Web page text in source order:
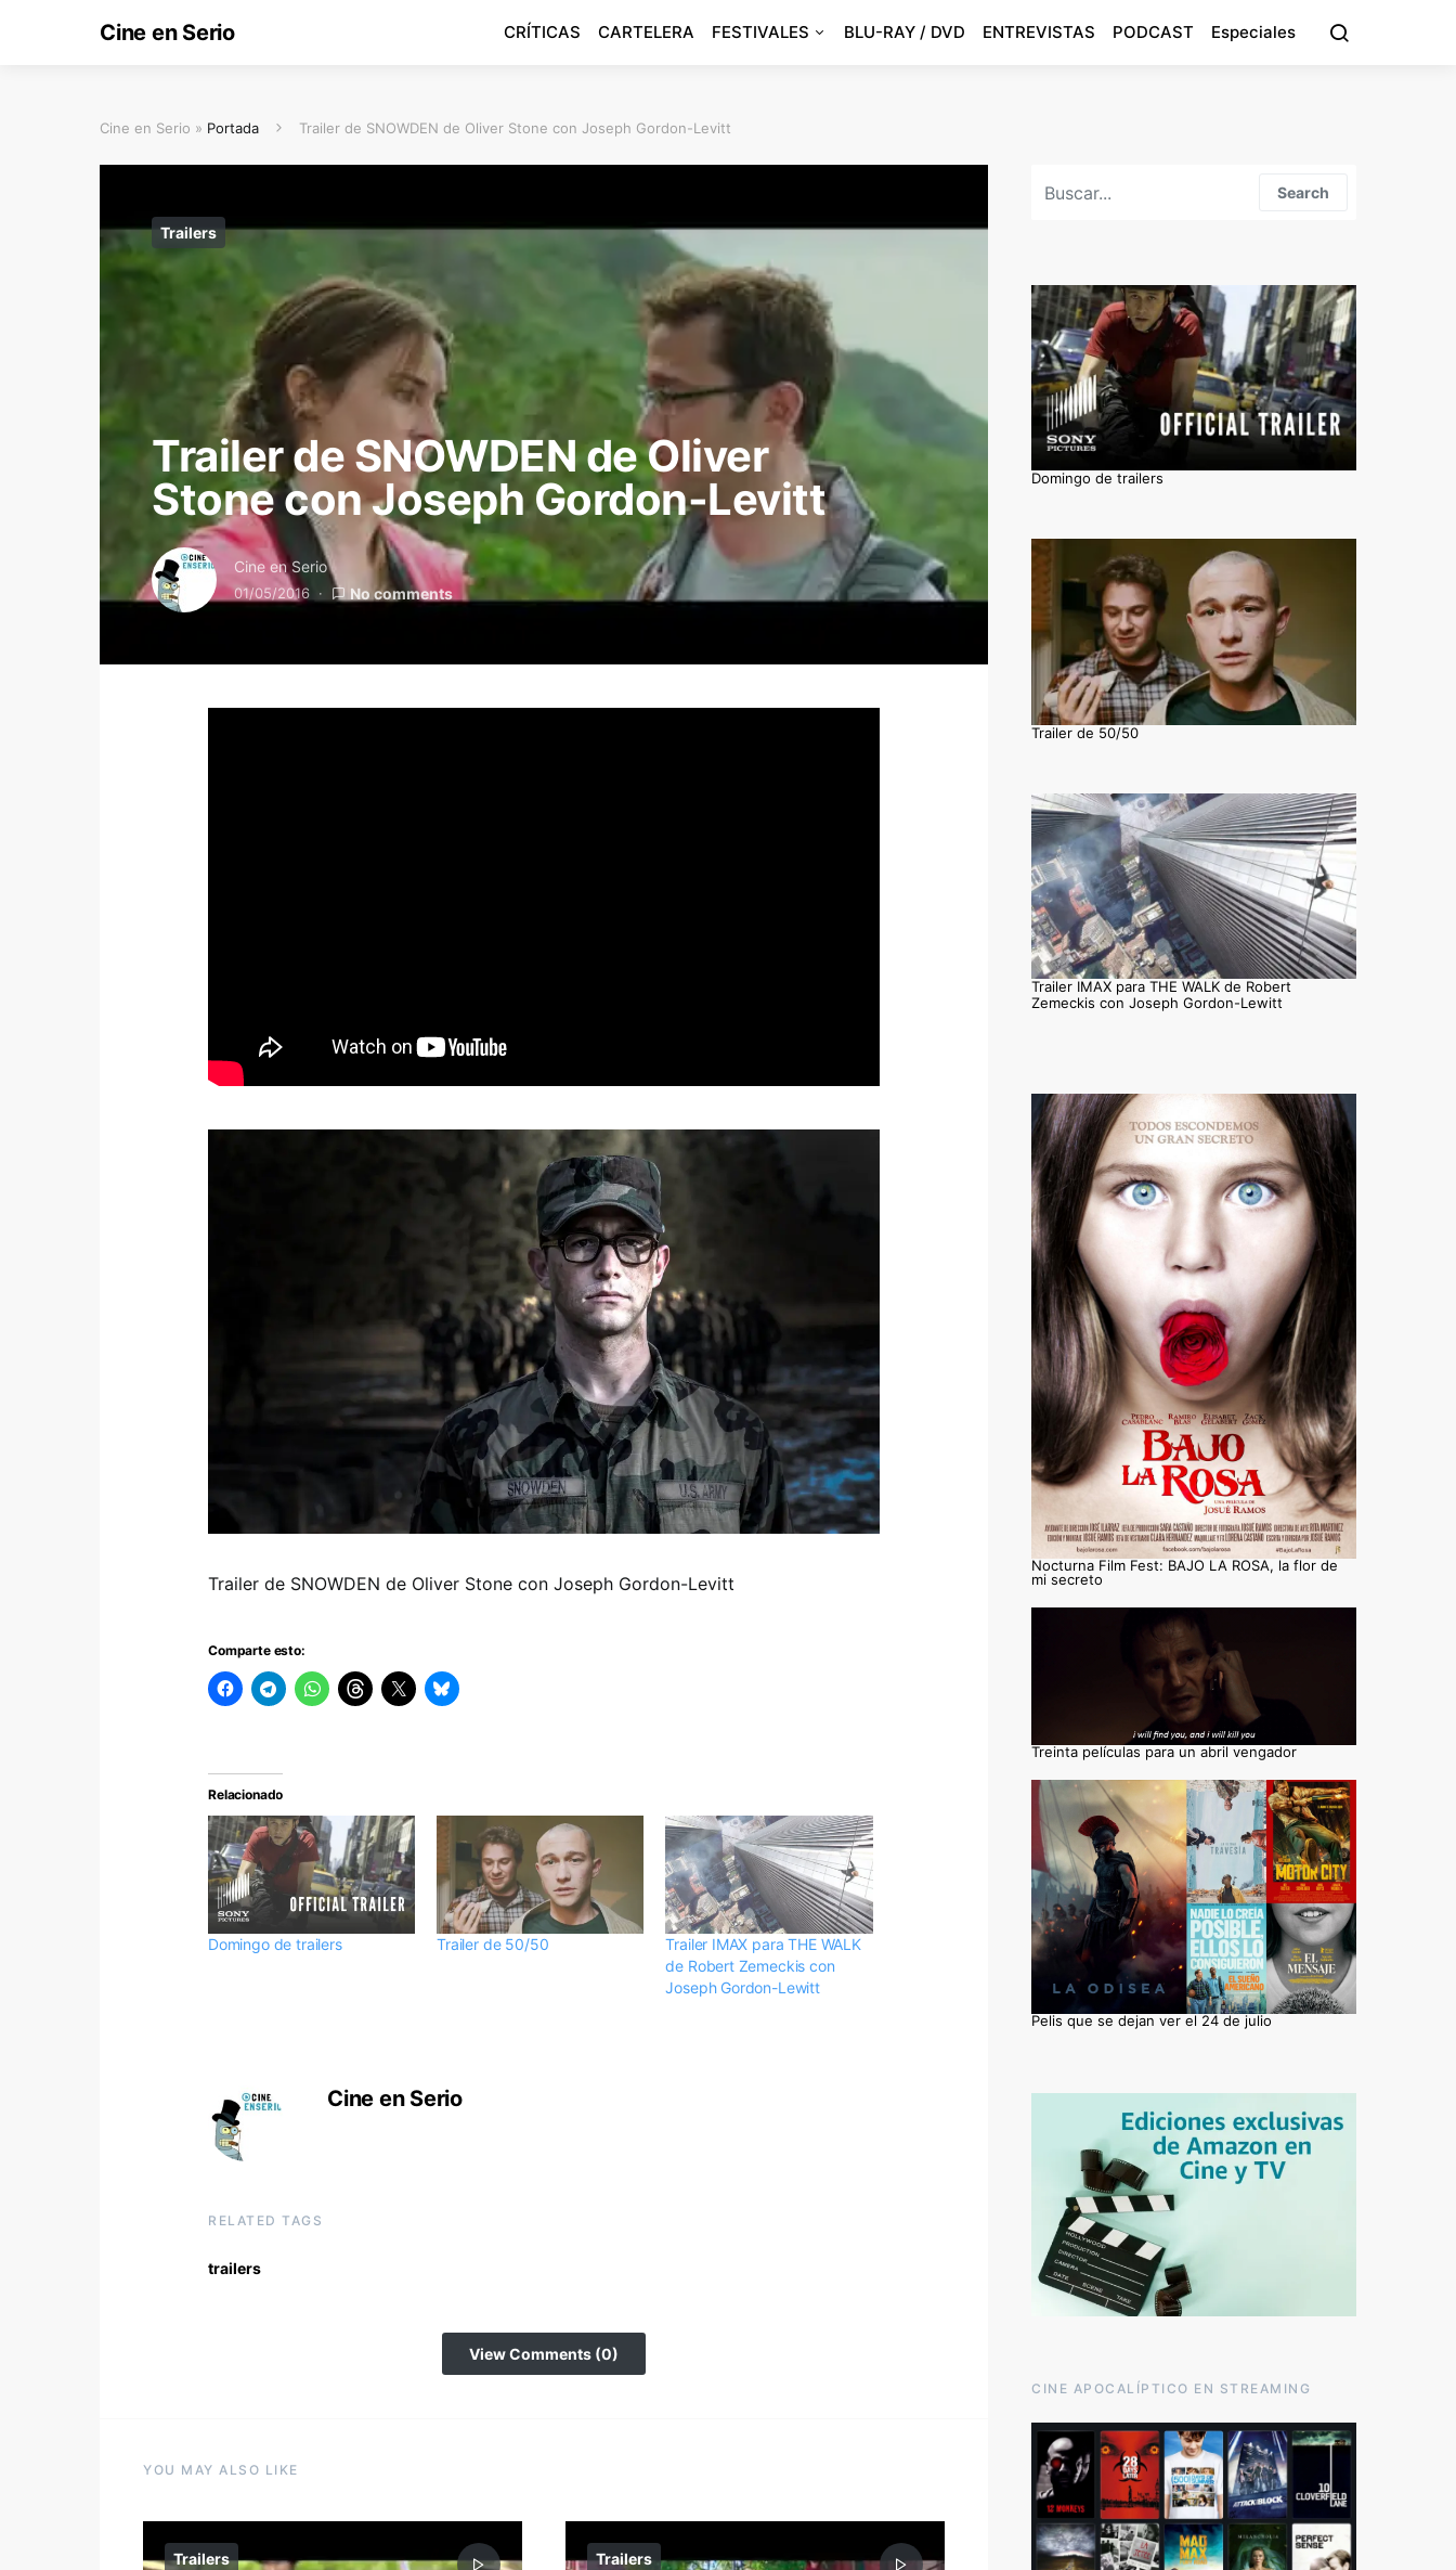
Cine en Serio CRÍTICAS CARTELERA FESTIVALES BLU-RAY / DVD ENTREVISTAS PODCAST Especiales
Cine en Serio » Portada Trailer de SNOWDEN de Oliver Stone con Joseph Gordon-Levitt
Trailers
Trailer de SNOWDEN de Oliver
Stone con Joseph Gordon-Levitt
Cine en Serio
01/05/2016 No comments
Trailer de SNOWDEN de Oliver Stone con Joseph Gordon-Levitt
Comparte esto:
Relacionado
Domingo de trailers Trailer de 50/50
Trailer IMAX para THE WALK
de Robert Zemeckis con
Joseph Gordon-Lewitt
Cine en Serio
RELATED TAGS
trailers
View Comments (0)
YOU MAY ALSO LIKE
Trailers Trailers
Search
Domingo de trailers
Trailer de 50/50
Trailer IMAX para THE WALK de Robert
Zemeckis con Joseph Gordon-Lewitt
Nocturna Film Fest: BAJO LA ROSA, la flor de
mi secreto
Treinta películas para un abril vengador
Pelis que se dejan ver el 24 de julio
CINE APOCALÍPTICO EN STREAMING